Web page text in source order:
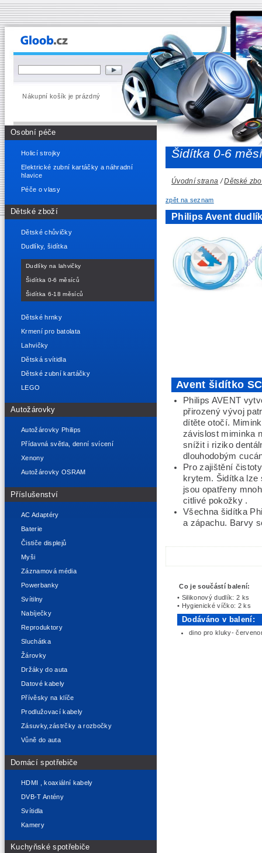
Nákupní košík je prázdný
Osobní péče
Holicí strojky
Elektrické zubní kartáčky a náhradní
hlavice
Péče o vlasy
Dětské zboží
Dětské chůvičky
Dudlíky, šidítka
Dudlíky na lahvičky
Šidítka 0-6 měsíců
Šidítka 6-18 měsíců
Dětské hrnky
Krmení pro batolata
Lahvičky
Dětská svítidla
Dětské zubní kartáčky
LEGO
Autožárovky
Autožárovky Philips
Přídavná světla, denní svícení
Xenony
Autožárovky OSRAM
Příslušenství
AC Adaptéry
Baterie
Čističe displejů
Myši
Záznamová média
Powerbanky
Svítilny
Nabíječky
Reproduktory
Sluchátka
Žárovky
Držáky do auta
Datové kabely
Přívěsky na klíče
Prodlužovací kabely
Zásuvky,zástrčky a rozbočky
Vůně do auta
Domácí spotřebiče
HDMI , koaxiální kabely
DVB-T Antény
Svítidla
Kamery
Kuchyňské spotřebiče
Šidítka 0-6
Úvodní strana /Dětské
zpět na seznam
Philips Avent
Avent šidítko
Philips AVENT
přirozenývývoj
dítěte otočí.
závislost miminka
snížit i riziko
dlouhodobým
Pro zajištění
krytem. Šidítka lze
jsou opatřeny
citlivé pokožky .
Všechna šidítka
a zápachu. Barvy
Co je součástí balení:
• Silikonový dudlík: 2 ks
• Hygienické víčko: 2 ks
Dodáváno v balení:
dino pro kluky-